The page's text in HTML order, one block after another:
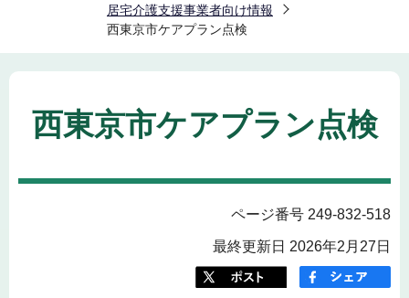
居宅介護支援事業者向け情報
西東京市ケアプラン点検
西東京市ケアプラン点検
ページ番号 249-832-518
最終更新日 2026年2月27日